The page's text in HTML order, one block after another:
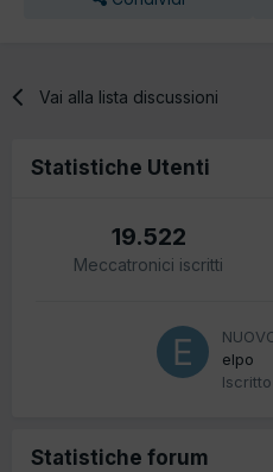
Vai alla lista discussioni
Statistiche Utenti
19.522
Meccatronici iscritti
elpo
Iscritto
Statistiche forum